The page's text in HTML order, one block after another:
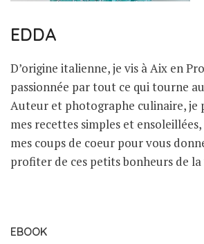
EDDA
D’origine italienne, je vis à Aix en
passionnée par tout ce qui tourne
Auteur et photographe culinaire, je
mes recettes simples et
mes coups de coeur pour vous
profiter de ces petits bonheurs de la
EBOOK